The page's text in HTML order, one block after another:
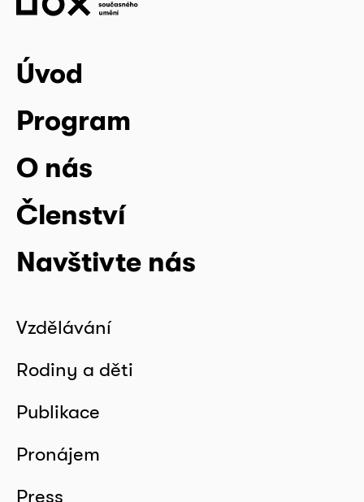
Úvod
Program
O nás
Členství
Navštivte nás
Vzdělávání
Rodiny a děti
Publikace
Pronájem
Press